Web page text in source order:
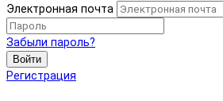
Электронная почта
Забыли пароль?
Войти
Регистрация